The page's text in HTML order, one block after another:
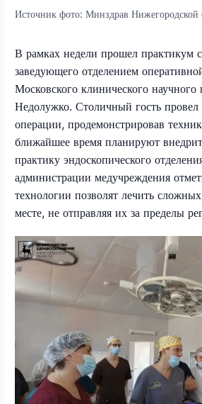
Источник фото: Минздрав Нижегородской
В рамках недели прошел практикум
заведующего отделением
Московского клинического научного
Недолужко. Столичный гость провел
операции, продемонстрировав
ближайшее время планируют
практику эндоскопического
администрации медучреждения
технологии позволят лечить
месте, не отправляя их за пределы